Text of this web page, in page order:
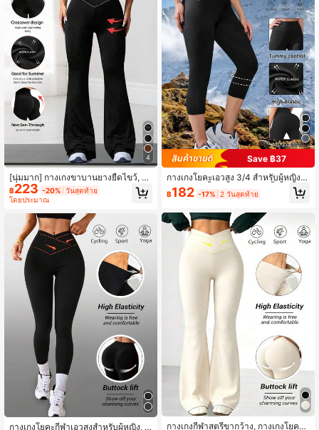
4
[นุ่มมาก] กางเกงขาบานยางยืดไขว้, กา
งเกงเอวสูงสไตล์มินิมอลสำหรับการเดิน
ทาง & โยคะ, เลกกิ้งกีฬาเซ็กซี่แบบสบา
ดกีฬาสำหรับผู้หญิง, ผ้าถัก, ยืดหยุ่น & ส
บาย, เหมาะสำหรับการสวมใส่ประจำวั
นและการออกกำลังกาย สีดำ ฤดูใบไม้ผ
ลิ
฿223 -20% วันสุดท้าย
โดยประมาณ
กางเกงโยคะกีฬาเอวสูงสำหรับผู้หญิง, ก
Save ฿37
กางเกงโยคะเอวสูง 3/4 สำหรับผู้หญิง,
กางเกงเลกกิ้งออกกำลังกายสีพื้นแบบยื
ด, กางเกงขาสั้นปั่นจักรยานฟิตเนสอเน
นักเบาและยืดหยุ่นสำหรับฤดูร้อน, ขอบเ
อวยางยืดผ้าถัก, เหมาะสำหรับการวิ่ง, ยิ
ม และกิจกรรมกลางแจ้ง สีดำสำหรับเล่
฿182 -17% 2 วันสุดท้าย
กางเกงกีฬาสตรีขากว้าง, กางเกงโยคะแ